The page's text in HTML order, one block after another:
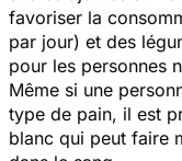
favoriser la
par jour) et des
pour les personnes
Même si une
type de pain, il est
blanc qui peut faire